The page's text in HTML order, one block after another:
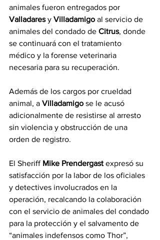
animales fueron entregados por
Valladares y Villadamigo al servicio de
animales del condado de Citrus, donde
se continuará con el tratamiento
médico y la forense veterinaria
necesaria para su recuperación.
Además de los cargos por crueldad
animal, a Villadamigo se le acusó
adicionalmente de resistirse al arresto
sin violencia y obstrucción de una
orden de registro.
El Sheriff Mike Prendergast expresó su
satisfacción por la labor de los oficiales
y detectives involucrados en la
operación, recalcando la colaboración
con el servicio de animales del condado
para la protección y el salvamento de
“animales indefensos como Thor”,